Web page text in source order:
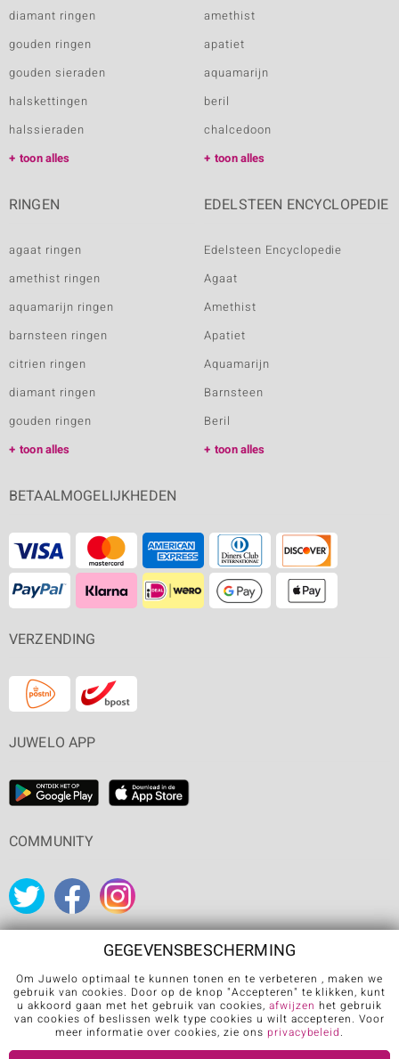
diamant ringen
gouden ringen
gouden sieraden
halskettingen
halssieraden
toon alles
amethist
apatiet
aquamarijn
beril
chalcedoon
toon alles
RINGEN
agaat ringen
amethist ringen
aquamarijn ringen
barnsteen ringen
citrien ringen
diamant ringen
gouden ringen
toon alles
EDELSTEEN ENCYCLOPEDIE
Edelsteen Encyclopedie
Agaat
Amethist
Apatiet
Aquamarijn
Barnsteen
Beril
toon alles
BETAALMOGELIJKHEDEN
VERZENDING
JUWELO APP
COMMUNITY
Carrière Algemene verkoopvoorwaarden
Privacybeleid
Cookies
Colofon Contact
Contract herroepen
Further languages:
GEGEVENSBESCHERMING
Om Juwelo optimaal te kunnen tonen en te verbeteren , maken we
gebruik van cookies. Door op de knop "Accepteren" te klikken, kunt
u akkoord gaan met het gebruik van cookies,afwijzen het gebruik
van cookies of beslissen welk type cookies u wilt accepteren. Voor
meer informatie over cookies, zie ons privacybeleid.